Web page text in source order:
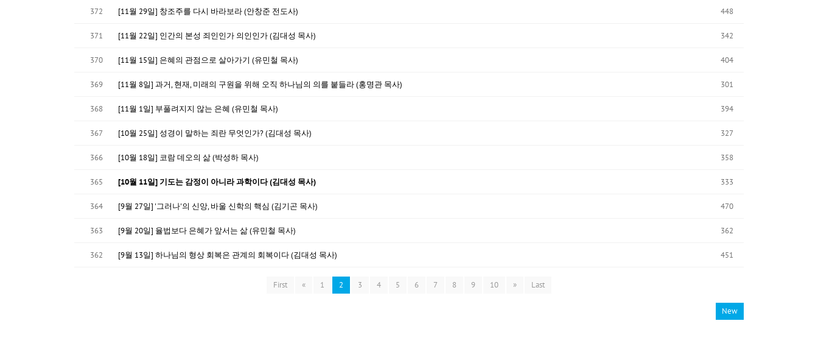
372 [11월 29일] 창조주를 다시 바라보라 (안창준 전도사) 448
371 [11월 22일] 인간의 본성 죄인인가 의인인가 (김대성 목사) 342
370 [11월 15일] 은혜의 관점으로 살아가기 (유민철 목사) 404
369 [11월 8일] 과거, 현재, 미래의 구원을 위해 오직 하나님의 의를 붙들라 (홍명관 목사) 301
368 [11월 1일] 부풀려지지 않는 은혜 (유민철 목사) 394
367 [10월 25일] 성경이 말하는 죄란 무엇인가? (김대성 목사) 327
366 [10월 18일] 코람 데오의 삶 (박성하 목사) 358
365 [10월 11일] 기도는 감정이 아니라 과학이다 (김대성 목사) 333
364 [9월 27일] '그러나'의 신앙, 바울 신학의 핵심 (김기곤 목사) 470
363 [9월 20일] 율법보다 은혜가 앞서는 삶 (유민철 목사) 362
362 [9월 13일] 하나님의 형상 회복은 관계의 회복이다 (김대성 목사) 451
First « 1 2 3 4 5 6 7 8 9 10 » Last
New